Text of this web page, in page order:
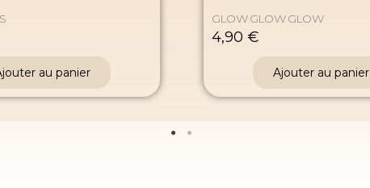
au panier
GLOW GLOW GLOW
4,90 €
Ajouter au panier